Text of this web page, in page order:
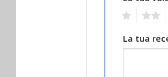
La tua